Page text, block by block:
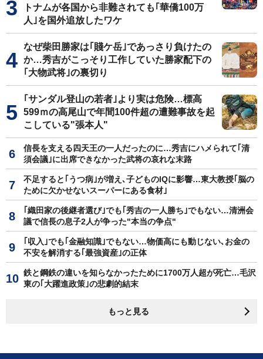
トナムが各国から非難されても｢華僑100万
人｣を国外追放したワケ
なぜ柴田勝家は｢賤ケ岳｣であっさり負けたの
か…秀吉がこっそり工作していた勝家配下の
｢大物武将｣の裏切り
｢サンダル登山の若者｣より実は危険…標高
599ｍの高尾山で年間100件超の遭難事故を起
こしている"張本人"
信長を支える四天王の一人だったのに…秀吉にハメられて｢清
須会議｣に出席できなかった武将の哀れな末路
不足すると｢うつ病｣が増え､子どものIQに影響…東大教授｢脳の
ために欠かせないスーパーにある食材｣
｢織田家の後継者選び｣でも｢秀吉の一人勝ち｣でもない…清洲会
議で信長の息子2人が争った"本当の争点"
｢収入｣でも｢金融知識｣でもない…物価高にも動じない､お金の
不安を解消する｢最強資産｣の正体
鉄と鋼鉄の違いを知らなかったために1700万人超が死亡…毛沢
東の｢大躍進政策｣の悲劇的結末
もっと見る